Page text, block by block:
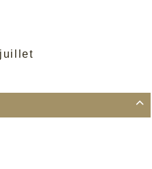
juillet
